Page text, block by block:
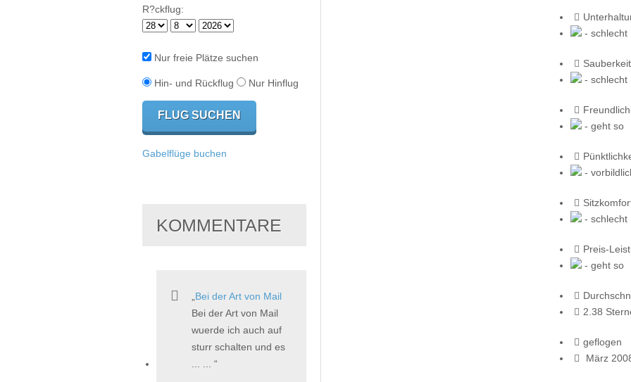
- schlecht
Sauberkeit
- schlecht
- geht so
-
- schlecht
Preis-
- geht so
2.38
geflogen
März
R?ckflug:
Nur freie Plätze suchen
Hin- und Rückflug Nur Hinflug
Gabelflüge buchen
KOMMENTARE
Bei der Art von Mail
Bei der Art von Mail
wuerde ich auch auf
sturr schalten und es